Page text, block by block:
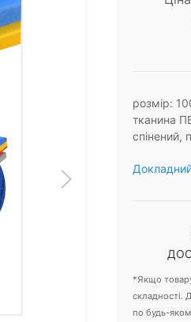
розмір:
тканина
спінений,
*Якщо
складності.
по будь-